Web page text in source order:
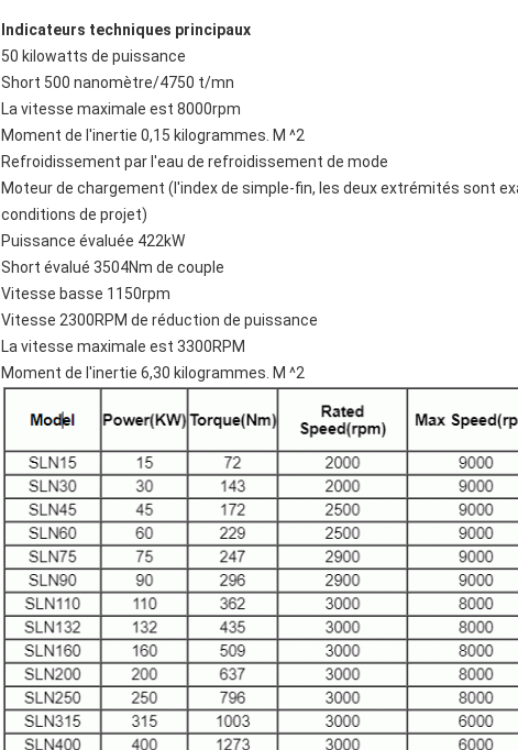
Indicateurs techniques principaux
50 kilowatts de puissance
Short 500 nanomètre/4750 t/mn
La vitesse maximale est 8000rpm
Moment de l'inertie 0,15 kilogrammes. M ^2
Refroidissement par l'eau de refroidissement de mode
Moteur de chargement (l'index de simple-fin, les deux extrémités sont
conditions de projet)
Puissance évaluée 422kW
Short évalué 3504Nm de couple
Vitesse basse 1150rpm
Vitesse 2300RPM de réduction de puissance
La vitesse maximale est 3300RPM
Moment de l'inertie 6,30 kilogrammes. M ^2